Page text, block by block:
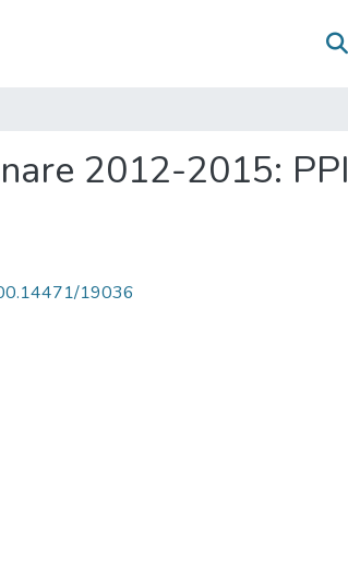
2012-2015: PPI
19036